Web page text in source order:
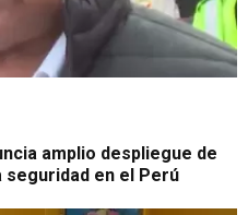
amplio despliegue de
en el Perú